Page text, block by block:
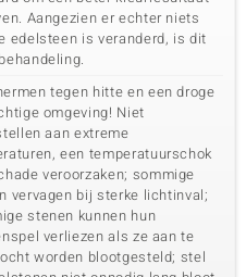
Aangezien er echter niets
edelsteen is veranderd, is dit
tegen hitte en een droge
omgeving! Niet
aan extreme
een temperatuurschok
veroorzaken; sommige
vervagen bij sterke lichtinval;
stenen kunnen hun
verliezen als ze aan te
worden blootgesteld; stel